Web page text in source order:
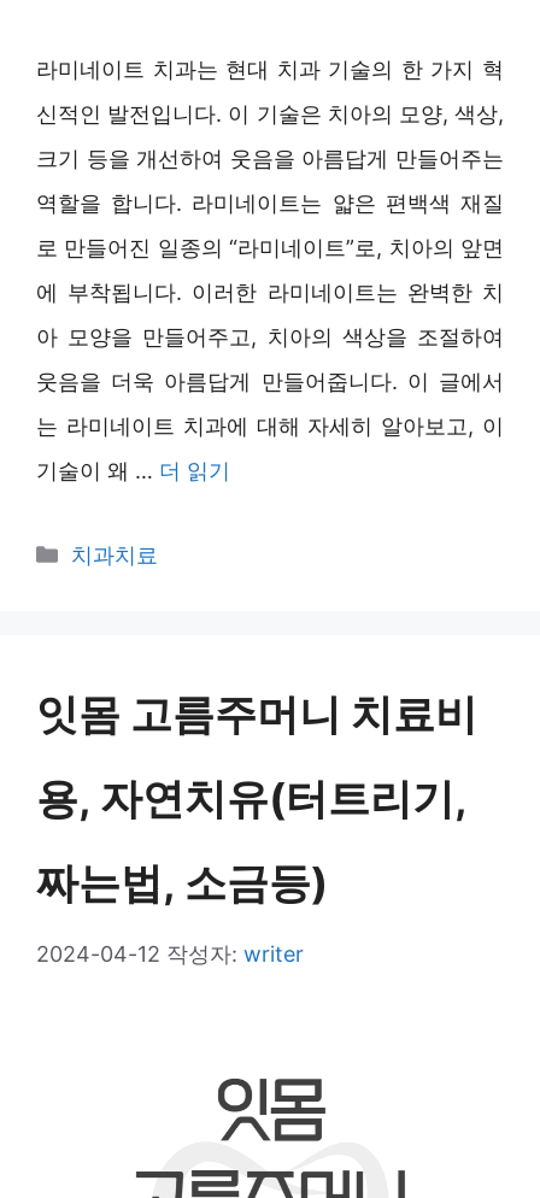
라미네이트 치과는 현대 치과 기술의 한 가지 혁
신적인 발전입니다. 이 기술은 치아의 모양, 색상,
크기 등을 개선하여 웃음을 아름답게 만들어주는
역할을 합니다. 라미네이트는 얇은 편백색 재질
로 만들어진 일종의 “라미네이트”로, 치아의 앞면
에 부착됩니다. 이러한 라미네이트는 완벽한 치
아 모양을 만들어주고, 치아의 색상을 조절하여
웃음을 더욱 아름답게 만들어줍니다. 이 글에서
는 라미네이트 치과에 대해 자세히 알아보고, 이
기술이 왜 … 더 읽기
카
치과치료
잇몸 고름주머니 치료비
용, 자연치유(터트리기,
짜는법, 소금등)
2024-04-12 작성자: writer